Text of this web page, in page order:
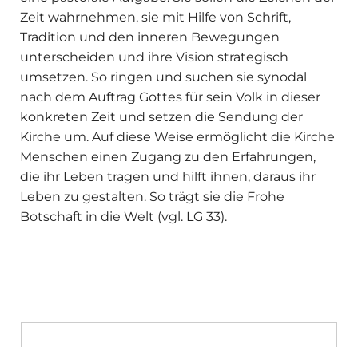
Zeit wahrnehmen, sie mit Hilfe von Schrift,
Tradition und den inneren Bewegungen
unterscheiden und ihre Vision strategisch
umsetzen. So ringen und suchen sie synodal
nach dem Auftrag Gottes für sein Volk in dieser
konkreten Zeit und setzen die Sendung der
Kirche um. Auf diese Weise ermöglicht die Kirche
Menschen einen Zugang zu den Erfahrungen,
die ihr Leben tragen und hilft ihnen, daraus ihr
Leben zu gestalten. So trägt sie die Frohe
Botschaft in die Welt (vgl. LG 33).